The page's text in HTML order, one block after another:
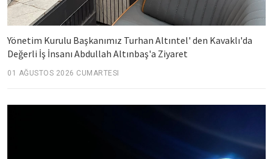
Yönetim Kurulu Başkanımız Turhan Altıntel' den Kavaklı'da
Değerli İş İnsanı Abdullah Altınbaş'a Ziyaret
01 AĞUSTOS 2026 CUMARTESI